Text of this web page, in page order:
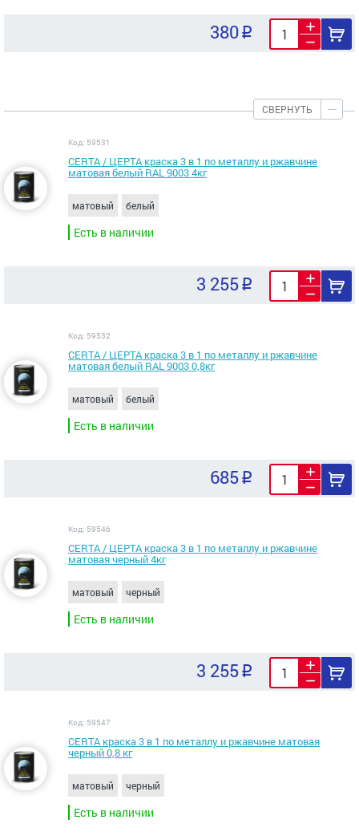
380
СВЕРНУТЬ
Код: 59531
CERTA / ЦЕРТА краска 3 в 1 по металлу и ржавчине
матовая белый RAL 9003 4кг
матовый белый
Есть в наличии
3 255
Код: 59532
CERTA / ЦЕРТА краска 3 в 1 по металлу и ржавчине
матовая белый RAL 9003 0,8кг
матовый белый
Есть в наличии
685
Код: 59546
CERTA / ЦЕРТА краска 3 в 1 по металлу и ржавчине
матовая черный 4кг
матовый черный
Есть в наличии
3 255
Код: 59547
CERTA краска 3 в 1 по металлу и ржавчине матовая
черный 0,8 кг
матовый черный
Есть в наличии